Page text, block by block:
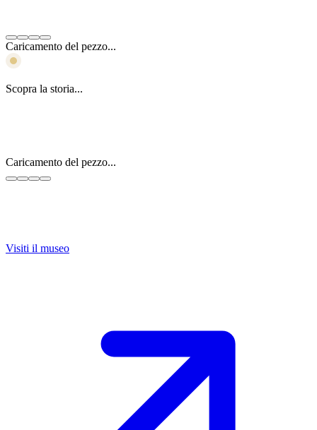
Caricamento del pezzo...
Scopra la storia...
Caricamento del pezzo...
Visiti il museo